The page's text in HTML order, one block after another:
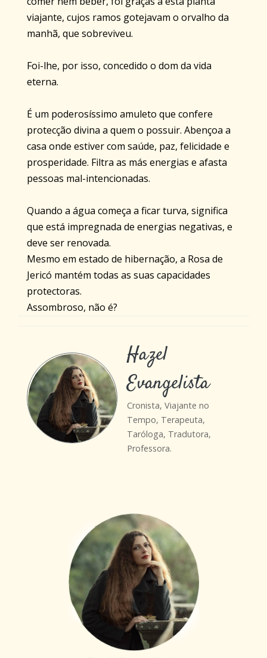
viajante, cujos ramos gotejavam o orvalho da
manhã, que sobreviveu.
Foi-lhe, por isso, concedido o dom da vida
eterna.
É um poderosíssimo amuleto que confere
protecção divina a quem o possuir. Abençoa a
casa onde estiver com saúde, paz, felicidade e
prosperidade. Filtra as más energias e afasta
pessoas mal-intencionadas.
Quando a água começa a ficar turva, significa
que está impregnada de energias negativas, e
deve ser renovada.
Mesmo em estado de hibernação, a Rosa de
Jericó mantém todas as suas capacidades
protectoras.
Assombroso, não é?
Hazel
Evangelista
Cronista, Viajante no
Tempo, Terapeuta,
Taróloga, Tradutora,
Professora.